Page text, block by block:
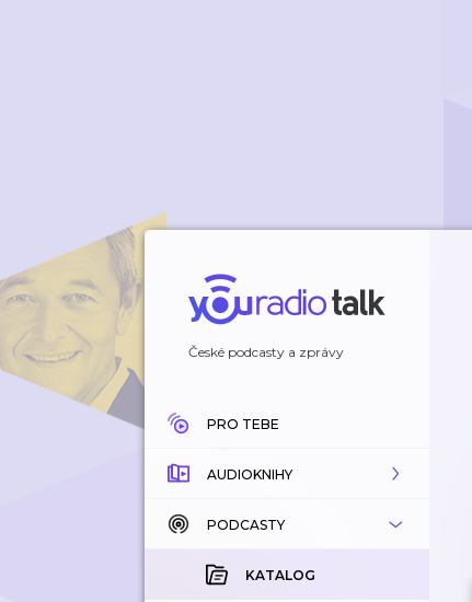
České podcasty a zprávy
PRO TEBE
AUDIOKNIHY
KATALOG
KOUPENÉ
PODCASTY
KATALOG